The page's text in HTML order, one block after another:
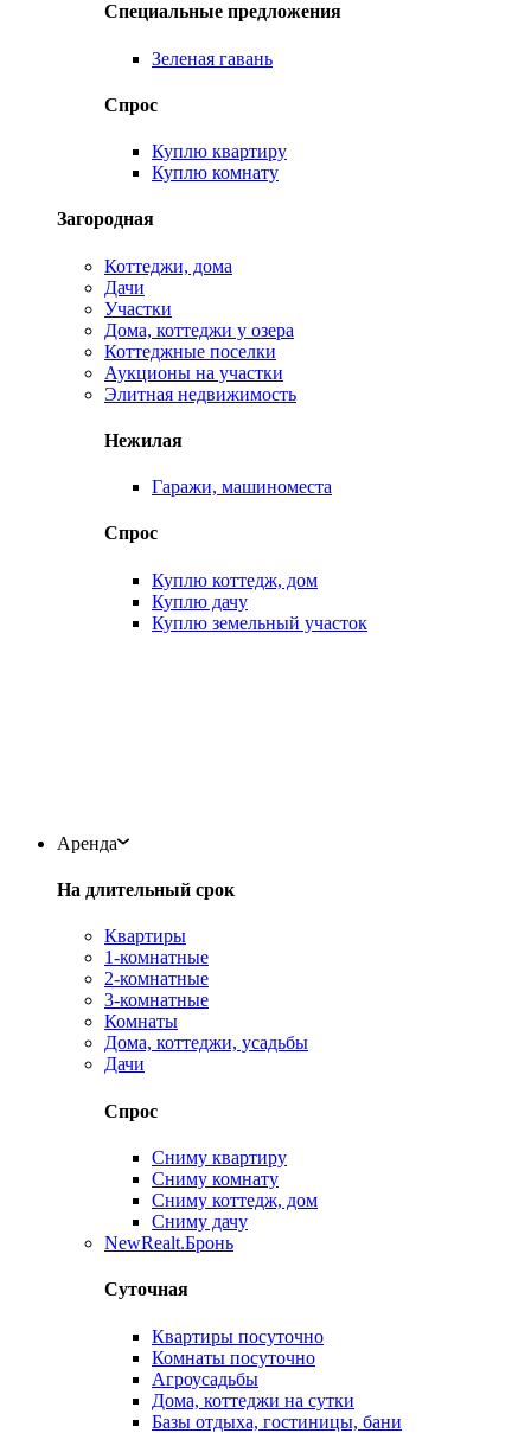
Специальные предложения
Зеленая гавань
Спрос
Куплю квартиру
Куплю комнату
Загородная
Коттеджи, дома
Дачи
Участки
Дома, коттеджи у озера
Коттеджные поселки
Аукционы на участки
Элитная недвижимость
Нежилая
Гаражи, машиноместа
Спрос
Куплю коттедж, дом
Куплю дачу
Куплю земельный участок
Аренда
На длительный срок
Квартиры
1-комнатные
2-комнатные
3-комнатные
Комнаты
Дома, коттеджи, усадьбы
Дачи
Спрос
Сниму квартиру
Сниму комнату
Сниму коттедж, дом
Сниму дачу
NewRealt.Бронь
Суточная
Квартиры посуточно
Комнаты посуточно
Агроусадьбы
Дома, коттеджи на сутки
Базы отдыха, гостиницы, бани